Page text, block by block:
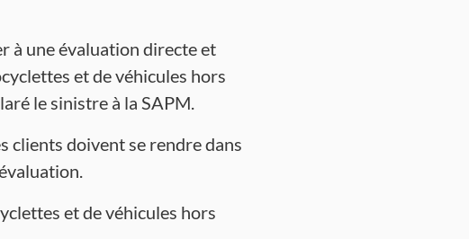
à une évaluation directe et
et de véhicules hors
le sinistre à la SAPM.
clients doivent se rendre dans
et de véhicules hors